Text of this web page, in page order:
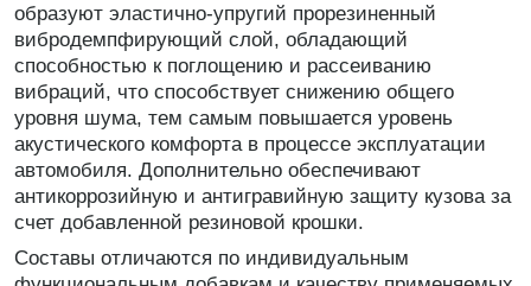
образуют эластично-упругий прорезиненный
вибродемпфирующий слой, обладающий
способностью к поглощению и рассеиванию
вибраций, что способствует снижению общего
уровня шума, тем самым повышается уровень
акустического комфорта в процессе эксплуатации
автомобиля. Дополнительно обеспечивают
антикоррозийную и антигравийную защиту кузова за
счет добавленной резиновой крошки.
Составы отличаются по индивидуальным